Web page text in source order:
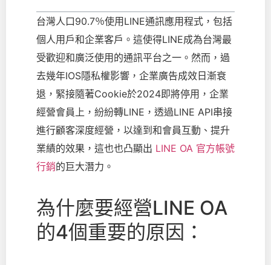
台灣人口90.7％使用LINE通訊應用程式，包括
個人用戶和企業客戶。這使得LINE成為台灣最
受歡迎和廣泛使用的通訊平台之一。然而，過
去幾年IOS隱私權影響，企業廣告成效日漸衰
退，緊接隨著Cookie於2024即將停用，企業
經營會員上，紛紛轉LINE，透過LINE API串接
進行顧客深度經營，以達到和會員互動、提升
業績的效果，這也也凸顯出 LINE OA 官方帳號
行銷的巨大潛力。
為什麼要經營LINE OA
的4個重要的原因：